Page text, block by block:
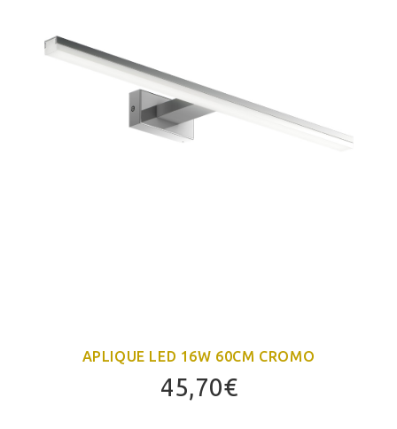
APLIQUE LED 16W 60CM CROMO
45,70€